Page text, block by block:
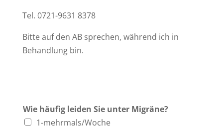
Tel. 0721-9631 8378
Bitte auf den AB sprechen, während ich in
Behandlung bin.
Wie häufig leiden Sie unter Migräne?
1-mehrmals/Woche